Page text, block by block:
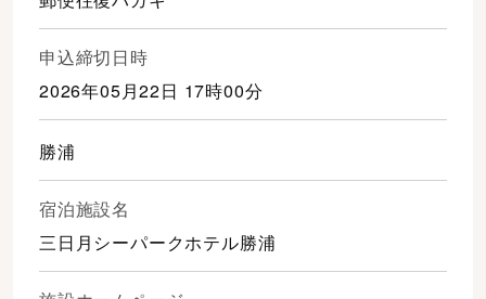
申込締切日時
2026年05月22日 17時00分
勝浦
宿泊施設名
三日月シーパークホテル勝浦